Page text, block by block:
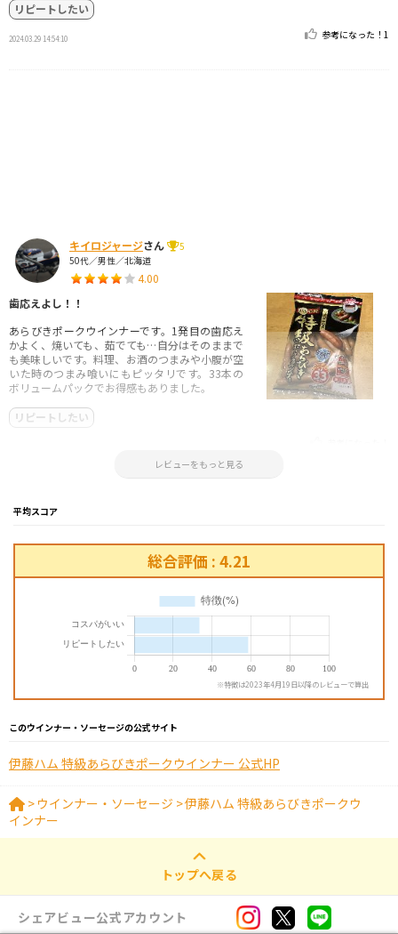
リピートしたい
2024.03.29 14:54:10 参考になった！ 1
キイロジャージさん
5
50代／男性／北海道
4.00
歯応えよし！！
あらびきポークウインナーです。1発目の歯応え
かよく、焼いても、茹でても…自分はそのままで
も美味しいです。料理、お酒のつまみや小腹が空
いた時のつまみ喰いにもピッタリです。33本の
ボリュームパックでお得感もありました。
リピートしたい
レビューをもっと見る
平均スコア
総合評価 : 4.21
※特徴は2023年4月19日以降のレビューで算出
このウインナー・ソーセージの公式サイト
伊藤ハム 特級あらびきポークウインナー 公式HP
> ウインナー・ソーセージ >伊藤ハム 特級あらびきポークウ
インナー
トップへ戻る
シェアビュー公式アカウント